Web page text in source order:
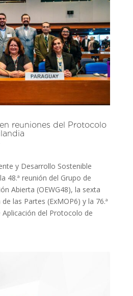
reuniones del Protocolo
y Desarrollo Sostenible
48.ª reunión del Grupo de
Abierta (OEWG48), la sexta
las Partes (ExMOP6) y la 76.ª
del Protocolo de